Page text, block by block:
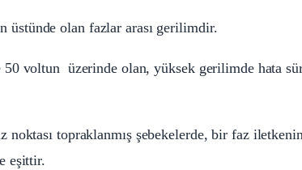
olan fazlar arası gerilimdir.
voltun üzerinde olan, yüksek gerilimde hata
noktası topraklanmış şebekelerde, bir faz
eşittir.